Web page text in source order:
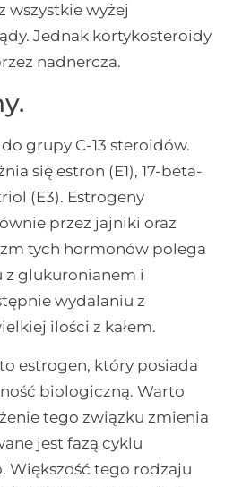
wszystkie wyżej
Jednak kortykosteroidy
nadnercza.
grupy C-13 steroidów.
się estron (E1), 17-beta-
(E3). Estrogeny
przez jajniki oraz
tych hormonów polega
z glukuronianem i
wydalaniu z
ilości z kałem.
estrogen, który posiada
biologiczną. Warto
tego związku zmienia
jest fazą cyklu
Większość tego rodzaju